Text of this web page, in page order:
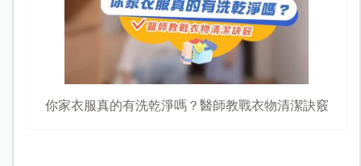
你家衣服真的有洗乾淨嗎？醫師教戰衣物清潔訣竅